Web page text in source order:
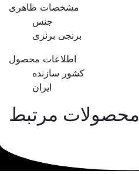
مشخصات ظاهری
جنس
برنجی برنزی
اطلاعات محصول
کشور سازنده
ایران
محصولات مرتبط